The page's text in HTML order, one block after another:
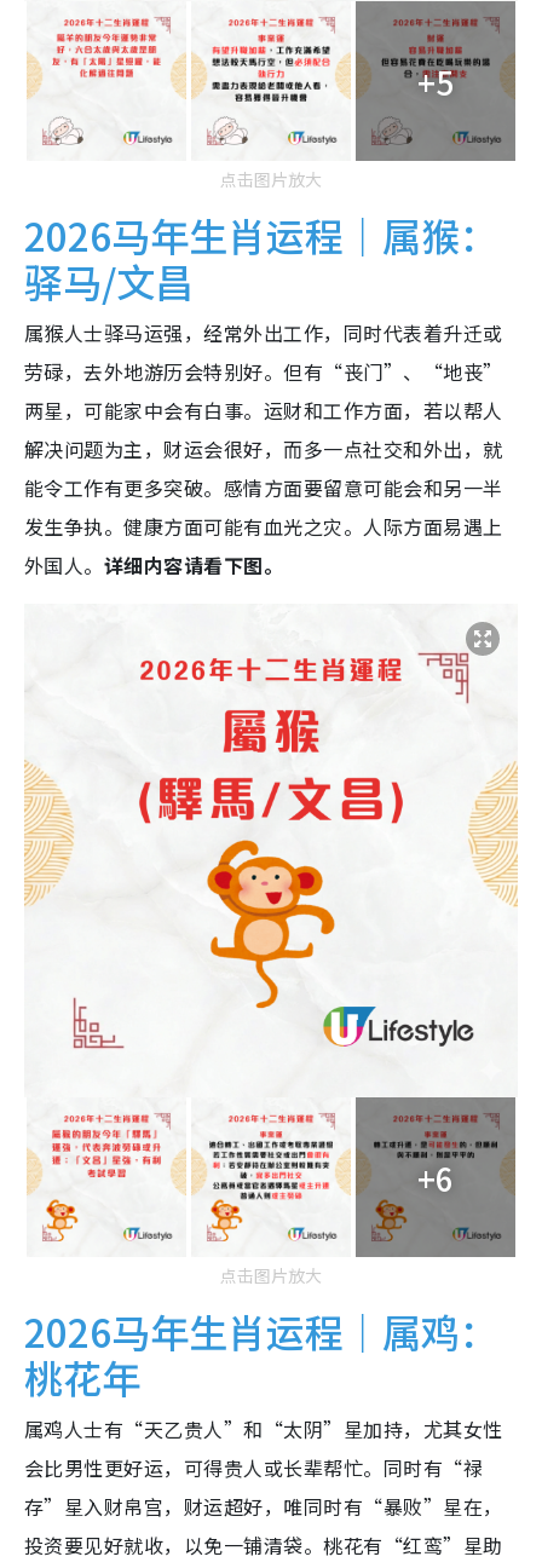
+5
点击图片放大
2026马年生肖运程｜属猴：
驿马/文昌
属猴人士驿马运强，经常外出工作，同时代表着升迁或
劳碌，去外地游历会特别好。但有“丧门”、“地丧”
两星，可能家中会有白事。运财和工作方面，若以帮人
解决问题为主，财运会很好，而多一点社交和外出，就
能令工作有更多突破。感情方面要留意可能会和另一半
发生争执。健康方面可能有血光之灾。人际方面易遇上
外国人。 详细内容请看下图。
+6
点击图片放大
2026马年生肖运程｜属鸡：
桃花年
属鸡人士有“天乙贵人”和“太阴”星加持，尤其女性
会比男性更好运，可得贵人或长辈帮忙。同时有“禄
存”星入财帛宫，财运超好，唯同时有“暴败”星在，
投资要见好就收，以免一铺清袋。桃花有“红鸾”星助